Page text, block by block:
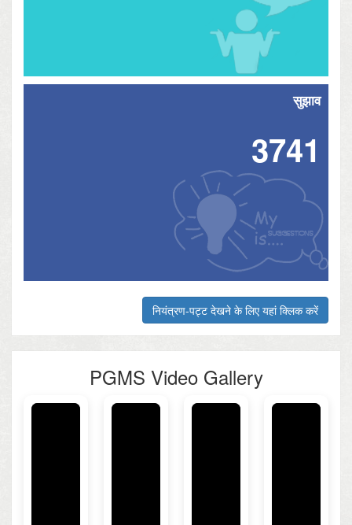
सुझाव
3741
नियंत्रण-पट्ट देखने के लिए यहां क्लिक करें
PGMS Video Gallery